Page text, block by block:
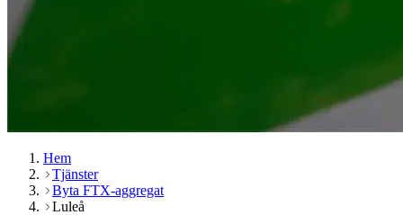
Hem
Tjänster
Byta FTX-aggregat
Luleå